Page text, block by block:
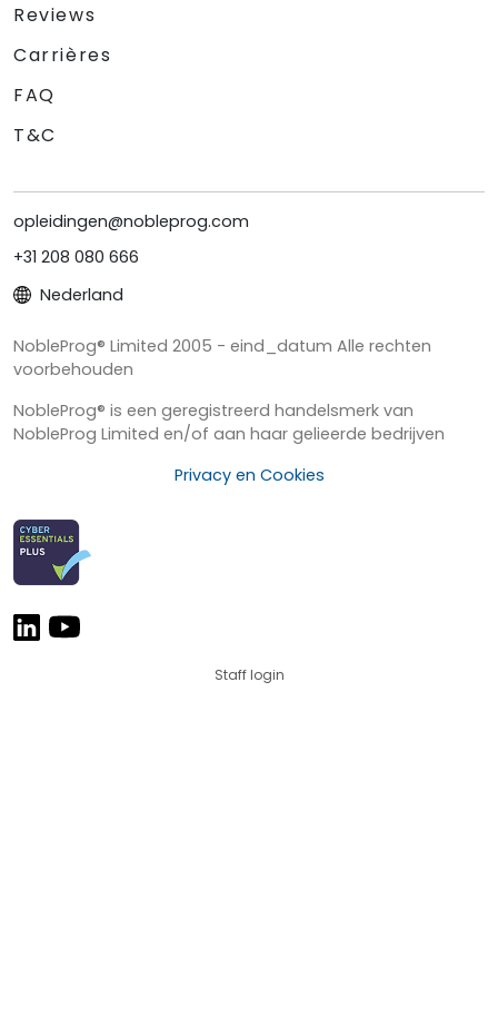
Reviews
Carrières
FAQ
T&C
opleidingen@nobleprog.com
+31 208 080 666
Nederland
NobleProg® Limited 2005 - eind_datum Alle rechten
voorbehouden
NobleProg® is een geregistreerd handelsmerk van
NobleProg Limited en/of aan haar gelieerde bedrijven
Privacy en Cookies
Staff login